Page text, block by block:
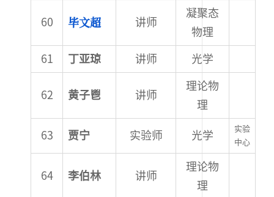
毕文超 讲师
凝聚态
物理
丁亚琼 讲师 光学
黄子鬯 讲师
理论物
理
贾宁 实验师 光学
实验
中心
李伯林 讲师
理论物
理